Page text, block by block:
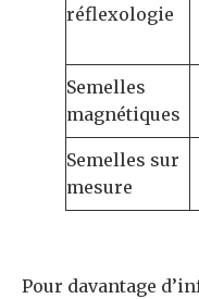
réflexologie
Semelles
magnétiques
Semelles sur
mesure
Pour davantage